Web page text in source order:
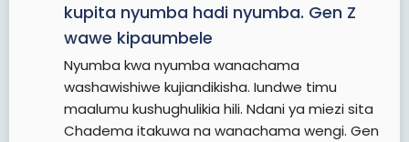
kupita nyumba hadi nyumba. Gen Z
wawe kipaumbele
Nyumba kwa nyumba wanachama
washawishiwe kujiandikisha. Iundwe timu
maalumu kushughulikia hili. Ndani ya miezi sita
Chadema itakuwa na wanachama wengi. Gen